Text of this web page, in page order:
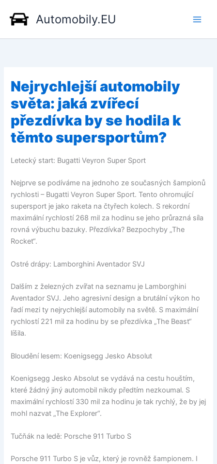
obsah
Automobily.EU
Nejrychlejší automobily
světa: jaká zvířecí
přezdívka by se hodila k
těmto supersportům?
Letecký start: Bugatti Veyron Super Sport
Nejprve se podíváme na jednoho ze současných šampionů
rychlosti – Bugatti Veyron Super Sport. Tento ohromující
supersport je jako raketa na čtyřech kolech. S rekordní
maximální rychlostí 268 mil za hodinu se jeho průrazná síla
rovná výbuchu bazuky. Přezdívka? Bezpochyby „The
Rocket“.
Ostré drápy: Lamborghini Aventador SVJ
Dalším z železných zvířat na seznamu je Lamborghini
Aventador SVJ. Jeho agresivní design a brutální výkon ho
řadí mezi ty nejrychlejší automobily na světě. S maximální
rychlostí 221 mil za hodinu by se přezdívka „The Beast“
líšila.
Bloudění lesem: Koenigsegg Jesko Absolut
Koenigsegg Jesko Absolut se vydává na cestu houštím,
které žádný jiný automobil nikdy předtím nezkoumal. S
maximální rychlostí 330 mil za hodinu je tak rychlý, že by jej
mohl nazvat „The Explorer“.
Tučňák na ledě: Porsche 911 Turbo S
Porsche 911 Turbo S je vůz, který je rovněž šampionem. I